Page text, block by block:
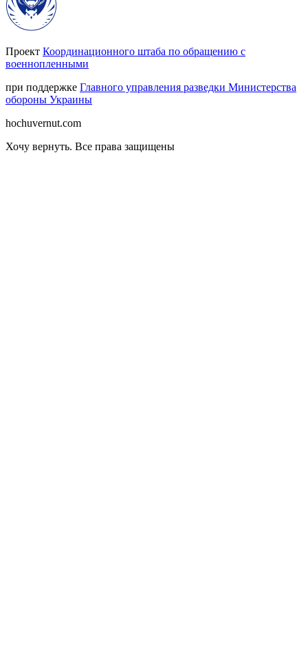
Проект Координационного штаба по обращению с
военнопленными
при поддержке Главного управления разведки Министерства
обороны Украины
hochuvernut.com
Хочу вернуть. Все права защищены